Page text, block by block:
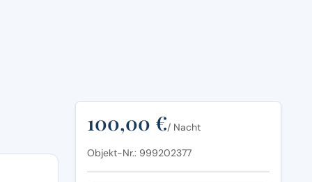
100,00 €/ Nacht
Objekt-Nr.: 999202377